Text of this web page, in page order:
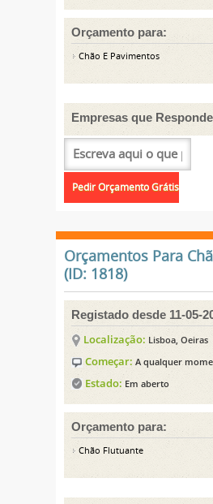
Orçamento para:
Chão E Pavimentos
Empresas que
Orçamentos Para
(ID: 1818)
Registado desde 11-05-
Localização: Lisboa, Oeiras
Começar: A qualquer
Estado: Em aberto
Orçamento para:
Chão Flutuante